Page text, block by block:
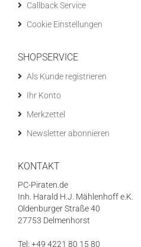
Callback Service
Cookie Einstellungen
SHOPSERVICE
Als Kunde registrieren
Ihr Konto
Merkzettel
Newsletter abonnieren
KONTAKT
PC-Piraten.de
Inh. Harald H.J. Mählenhoff e.K.
Oldenburger Straße 40
27753 Delmenhorst
Tel: +49 4221 80 15 80